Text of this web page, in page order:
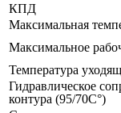
КПД
Максимальная
Максимальное
Температура
Гидравлическое
контура (95/70С°)